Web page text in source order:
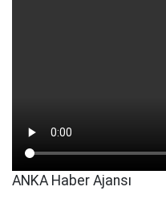
ANKA Haber Ajansı